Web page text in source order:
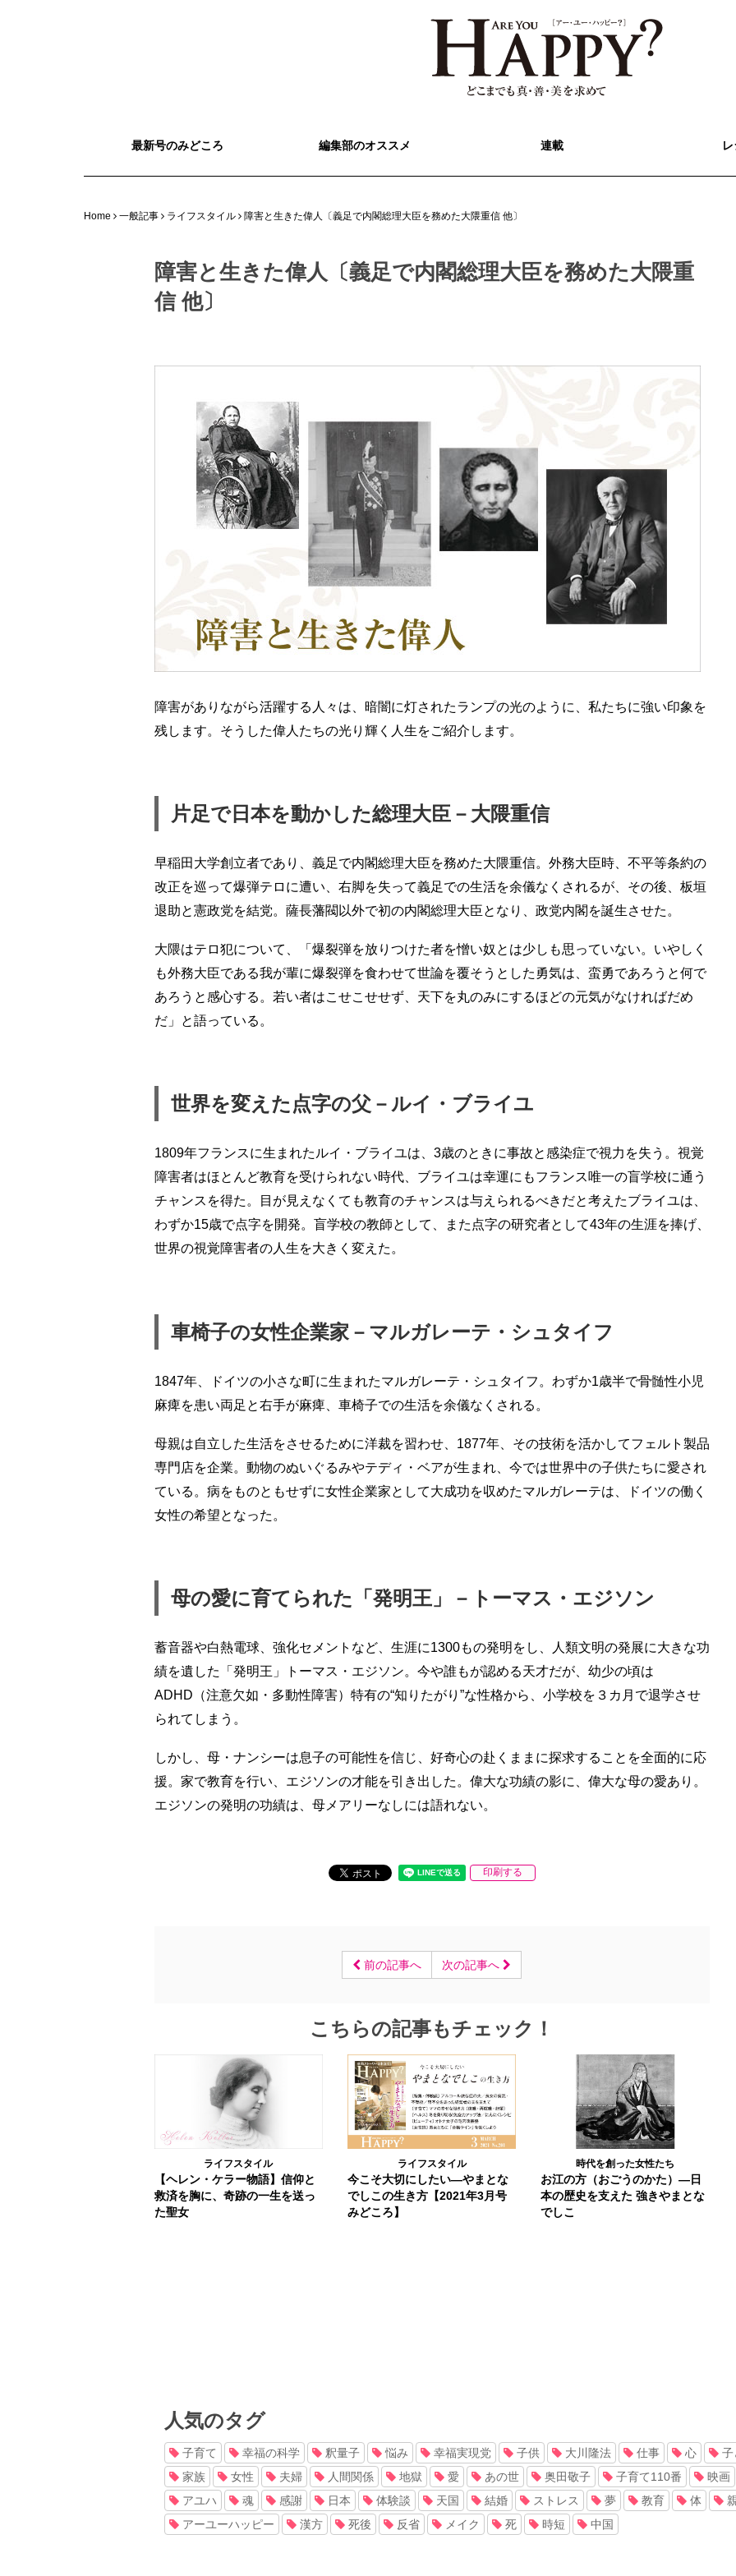
最新号のみどころ 編集部のオススメ 連載
Home 一般記事 ライフスタイル 障害と生きた偉人〔義足で内閣総理大臣を務めた大隈重信 他〕
障害と生きた偉人〔義足で内閣総理大臣を務めた大隈重
信 他〕
障害がありながら活躍する人々は、暗闇に灯されたランプの光のように、私たちに強い印象を
残します。そうした偉人たちの光り輝く人生をご紹介します。
片足で日本を動かした総理大臣－大隈重信
早稲田大学創立者であり、義足で内閣総理大臣を務めた大隈重信。外務大臣時、不平等条約の
改正を巡って爆弾テロに遭い、右脚を失って義足での生活を余儀なくされるが、その後、板垣
退助と憲政党を結党。薩長藩閥以外で初の内閣総理大臣となり、政党内閣を誕生させた。
大隈はテロ犯について、「爆裂弾を放りつけた者を憎い奴とは少しも思っていない。いやしく
も外務大臣である我が輩に爆裂弾を食わせて世論を覆そうとした勇気は、蛮勇であろうと何で
あろうと感心する。若い者はこせこせせず、天下を丸のみにするほどの元気がなければだめ
だ」と語っている。
世界を変えた点字の父－ルイ・ブライユ
1809年フランスに生まれたルイ・ブライユは、3歳のときに事故と感染症で視力を失う。視覚
障害者はほとんど教育を受けられない時代、ブライユは幸運にもフランス唯一の盲学校に通う
チャンスを得た。目が見えなくても教育のチャンスは与えられるべきだと考えたブライユは、
わずか15歳で点字を開発。盲学校の教師として、また点字の研究者として43年の生涯を捧げ、
世界の視覚障害者の人生を大きく変えた。
車椅子の女性企業家－マルガレーテ・シュタイフ
1847年、ドイツの小さな町に生まれたマルガレーテ・シュタイフ。わずか1歳半で骨髄性小児
麻痺を患い両足と右手が麻痺、車椅子での生活を余儀なくされる。
母親は自立した生活をさせるために洋裁を習わせ、1877年、その技術を活かしてフェルト製品
専門店を企業。動物のぬいぐるみやテディ・ベアが生まれ、今では世界中の子供たちに愛され
ている。病をものともせずに女性企業家として大成功を収めたマルガレーテは、ドイツの働く
女性の希望となった。
母の愛に育てられた「発明王」－トーマス・エジソン
蓄音器や白熱電球、強化セメントなど、生涯に1300もの発明をし、人類文明の発展に大きな功
績を遺した「発明王」トーマス・エジソン。今や誰もが認める天才だが、幼少の頃は
ADHD（注意欠如・多動性障害）特有の“知りたがり”な性格から、小学校を３カ月で退学させ
られてしまう。
しかし、母・ナンシーは息子の可能性を信じ、好奇心の赴くままに探求することを全面的に応
援。家で教育を行い、エジソンの才能を引き出した。偉大な功績の影に、偉大な母の愛あり。
エジソンの発明の功績は、母メアリーなしには語れない。
印刷する
前の記事へ 次の記事へ
こちらの記事もチェック！
ライフスタイル
【ヘレン・ケラー物語】信仰と
救済を胸に、奇跡の一生を送っ
た聖女
ライフスタイル
今こそ大切にしたい―やまとな
でしこの生き方【2021年3月号
みどころ】
時代を創った女性たち
お江の方（おごうのかた）―日
本の歴史を支えた 強きやまとな
でしこ
人気のタグ
子育て 幸福の科学 釈量子 悩み 幸福実現党 子供 大川隆法 仕事 心
子
家族
女性 夫婦 人間関係 地獄 愛 あの世 奥田敬子 子育て110番
映画
アユハ
魂 感謝 日本 体験談 天国 結婚 ストレス 夢 教育 体
アーユーハッピー
漢方 死後 反省 メイク 死 時短 中国